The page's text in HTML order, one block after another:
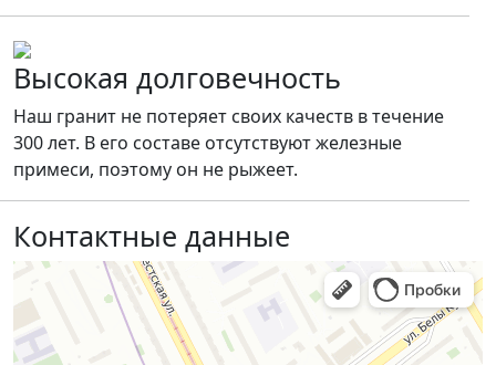
Высокая долговечность
Наш гранит не потеряет своих качеств в течение
300 лет. В его составе отсутствуют железные
примеси, поэтому он не рыжеет.
Контактные данные